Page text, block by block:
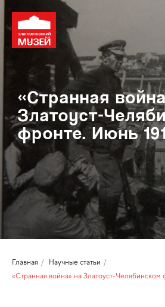
«Странная
Златоуст-
фронте. Июнь
Главная / Научные статьи /
«Странная война» на Златоуст-Челябинском